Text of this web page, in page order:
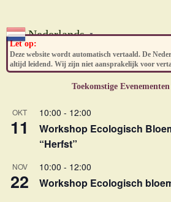
Nederlands ▼
Let op:
Deze website wordt automatisch vertaald. De
altijd leidend. Wij zijn niet aansprakelijk voor
Toekomstige Evenementen
OKT
11
10:00 - 12:00
Workshop Ecologisch
“Herfst”
NOV
22
10:00 - 12:00
Workshop Ecologisch